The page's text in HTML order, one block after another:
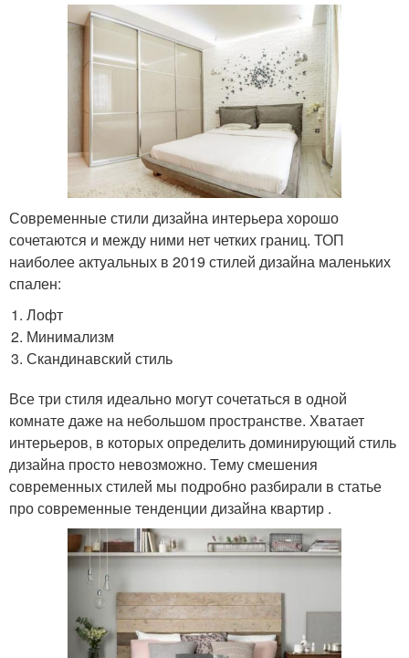
Современные стили дизайна интерьера хорошо
сочетаются и между ними нет четких границ. ТОП
наиболее актуальных в 2019 стилей дизайна маленьких
спален:
Лофт
Минимализм
Скандинавский стиль
Все три стиля идеально могут сочетаться в одной
комнате даже на небольшом пространстве. Хватает
интерьеров, в которых определить доминирующий стиль
дизайна просто невозможно. Тему смешения
современных стилей мы подробно разбирали в статье
про современные тенденции дизайна квартир .